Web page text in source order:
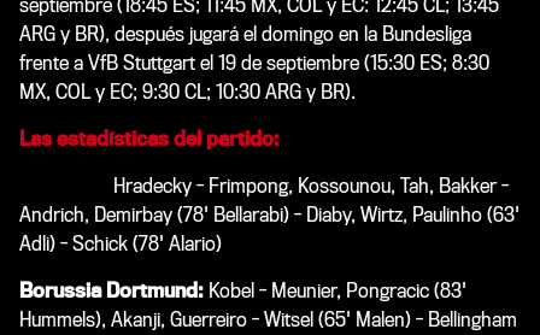
septiembre (18:45 ES; 11:45 MX, COL y EC: 12:45 CL; 13:45
ARG y BR), después jugará el domingo en la Bundesliga
frente a VfB Stuttgart el 19 de septiembre (15:30 ES; 8:30
MX, COL y EC; 9:30 CL; 10:30 ARG y BR).
Las estadísticas del partido:
Hradecky - Frimpong, Kossounou, Tah, Bakker -
Andrich, Demirbay (78' Bellarabi) - Diaby, Wirtz, Paulinho (63'
Adli) - Schick (78' Alario)
Borussia Dortmund: Kobel - Meunier, Pongracic (83'
Hummels), Akanji, Guerreiro - Witsel (65' Malen) - Bellingham